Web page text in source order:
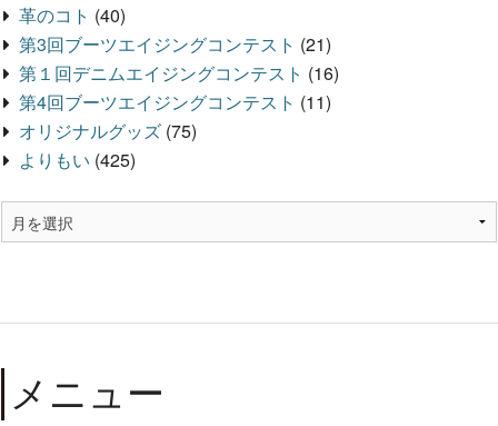
革のコト (40)
第3回ブーツエイジングコンテスト (21)
第１回デニムエイジングコンテスト (16)
第4回ブーツエイジングコンテスト (11)
オリジナルグッズ (75)
よりもい (425)
メニュー